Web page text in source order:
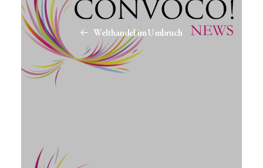
Welthandel im Umbruch